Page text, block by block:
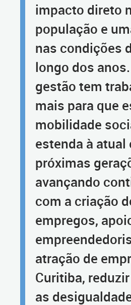
impacto direto
população e
nas condições
longo dos
gestão tem
mais para que
mobilidade
estenda à atual
próximas
avançando
com a criação
empregos,
atração de
Curitiba,
as